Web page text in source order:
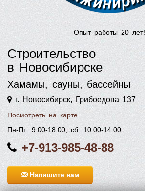
Опыт работы 20 лет!
Строительство
в Новосибирске
Хамамы, сауны, бассейны
г. Новосибирск, Грибоедова 137
Посмотреть на карте
Пн-Пт: 9.00-18.00, сб: 10.00-14.00
+7-913-985-48-88
Напишите нам